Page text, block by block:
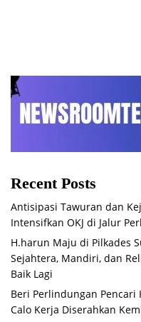
Recent Posts
Antisipasi Tawuran dan
Intensifkan OKJ di Jalur
H.harun Maju di Pilkades
Sejahtera, Mandiri, dan
Baik Lagi
Beri Perlindungan Pencari
Calo Kerja Diserahkan